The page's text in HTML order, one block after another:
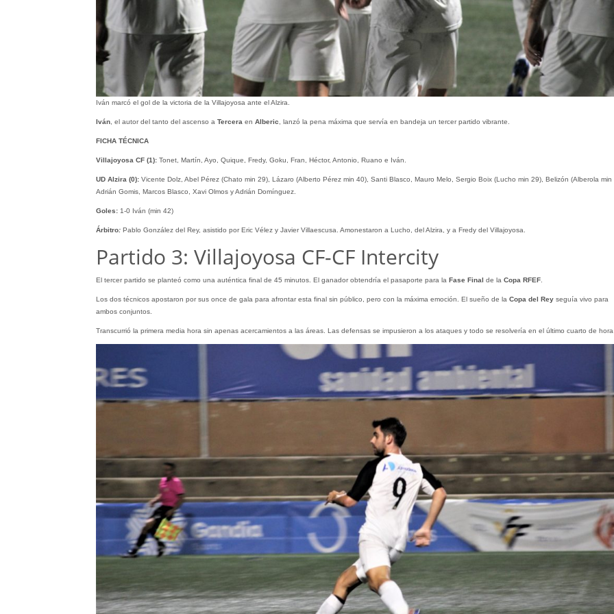
Iván marcó el gol de la victoria de la Villajoyosa ante el Alzira.
Iván, el autor del tanto del ascenso a Tercera en Alberic , lanzó la pena máxima que servía en bandeja un tercer partido vibrante.
FICHA TÉCNICA
Villajoyosa CF (1):Tonet, Martín, Ayo, Quique, Fredy, Goku, Fran, Héctor, Antonio, Ruano e Iván.
UD Alzira (0): Vicente Dolz, Abel Pérez (Chato min 29), Lázaro (Alberto Pérez min 40), Santi Blasco, Mauro Melo, Sergio Boix (Lucho min 29), Belizón (Alberola min
Adrián Gomis, Marcos Blasco, Xavi Olmos y Adrián Domínguez.
Goles:1-0 Iván (min 42)
Árbitro:Pablo González del Rey, asistido por Eric Vélez y Javier Villaescusa. Amonestaron a Lucho, del Alzira, y a Fredy del Villajoyosa.
Partido 3: Villajoyosa CF-CF Intercity
El tercer partido se planteó como una auténtica final de 45 minutos. El ganador obtendría el pasaporte para la Fase Final de la Copa RFEF.
Los dos técnicos apostaron por sus once de gala para afrontar esta final sin público, pero con la máxima emoción. El sueño de la Copa del Reyseguía vivo para
ambos conjuntos.
Transcurrió la primera media hora sin apenas acercamientos a las áreas. Las defensas se impusieron a los ataques y todo se resolvería en el último cuarto de